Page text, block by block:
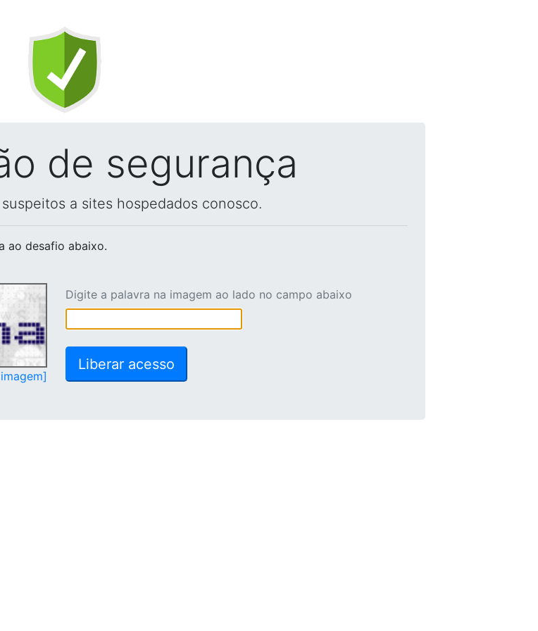
de segurança
a sites hospedados conosco.
ao desafio abaixo.
Digite a palavra na imagem ao lado no campo abaixo